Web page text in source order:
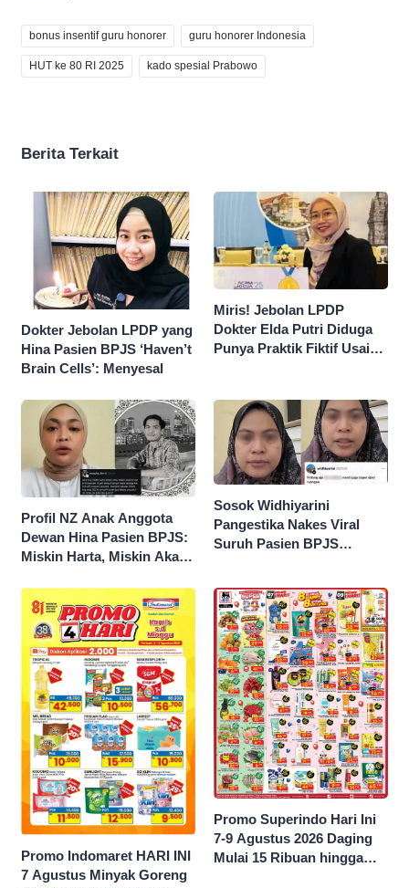
bonus insentif guru honorer guru honorer Indonesia
HUT ke 80 RI 2025 kado spesial Prabowo
Berita Terkait
Dokter Jebolan LPDP yang
Hina Pasien BPJS ‘Haven’t
Brain Cells’: Menyesal
Miris! Jebolan LPDP
Dokter Elda Putri Diduga
Punya Praktik Fiktif Usai
Profil NZ Anak Anggota
Dewan Hina Pasien BPJS:
Miskin Harta, Miskin Akal
Sosok Widhiyarini
Pangestika Nakes Viral
Suruh Pasien BPJS
Meninggal
Promo Indomaret HARI INI
7 Agustus Minyak Goreng
Promo Superindo Hari Ini
7-9 Agustus 2026 Daging
Mulai 15 Ribuan hingga